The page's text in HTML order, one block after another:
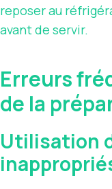
reposer au
avant de servir.
Erreurs
de la
Utilisation